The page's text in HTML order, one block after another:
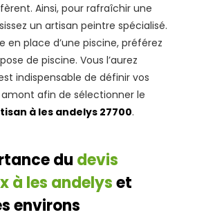
Ainsi, pour rafraîchir une
un artisan peintre spécialisé.
en place d’une piscine, préférez
de piscine. Vous l’aurez
indispensable de définir vos
afin de sélectionner le
à les andelys 27700.
du devis
à les andelyset
environs